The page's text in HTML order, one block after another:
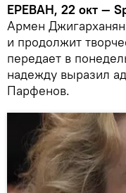
ЕРЕВАН, 22 окт —
Армен Джигарханян
и продолжит
передает в
надежду выразил
Парфенов.